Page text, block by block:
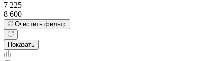
7 225
8 600
Очистить фильтр
Показать